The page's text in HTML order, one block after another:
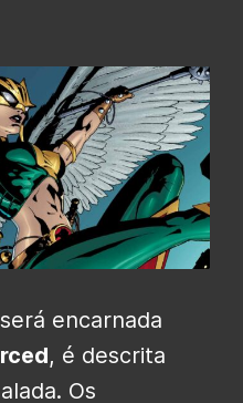
encarnada
, é descrita
Os